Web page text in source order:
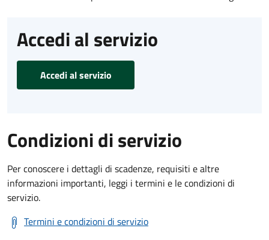
Accedi al servizio
Accedi al servizio
Condizioni di servizio
Per conoscere i dettagli di scadenze, requisiti e altre
informazioni importanti, leggi i termini e le condizioni di
servizio.
Termini e condizioni di servizio